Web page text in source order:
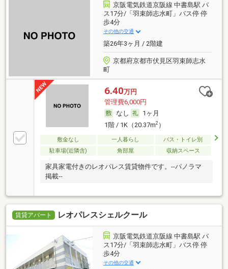
京阪電気鉄道京阪線 中書島駅 バ
ス17分/「羽束師志水町」バス停 停
歩4分
その他の交通
築26年3ヶ月 / 2階建
京都府京都市伏見区羽束師志水
町
6.40万円
管理費6,000円
なし
1ヶ月
1階 / 1K（20.37m2）
敷金なし 一人暮らし
バス・トイレ別
駐車場(近隣含)
角部屋 収納スペース
家具家電付きのレオパレス賃貸物件です。--パノラマ
掲載--
賃貸アパート レオパレスシェルクール
京阪電気鉄道京阪線 中書島駅 バ
ス17分/「羽束師志水町」バス停 停
歩4分
その他の交通